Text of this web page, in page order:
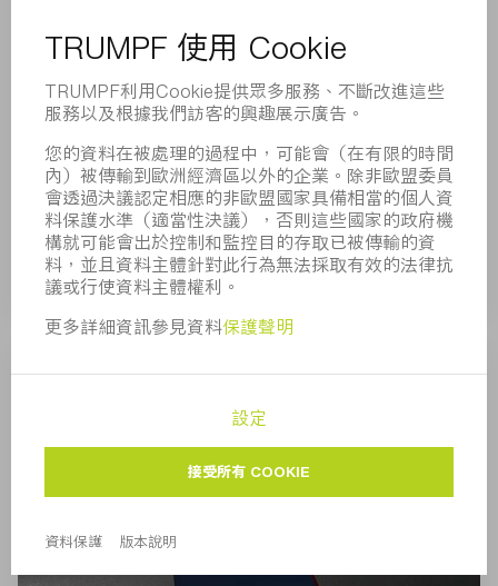
BrightLine Weld
BrightLine Weld選項憑藉幾乎無飛濺的雷射焊接和
最高焊縫品質讓您獲益。您可以選擇憑藉顯著提升
的進給速度大幅提高生產效率亦或降低多達40%的
能源成本。因精加工需求下降，如此即可減少您的
機器停機時間與運作成本。